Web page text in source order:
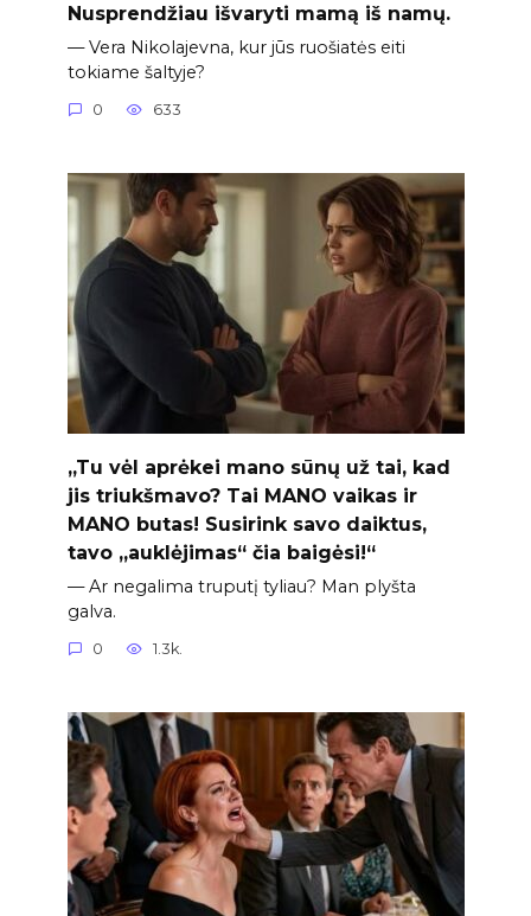
Nusprendžiau išvaryti mamą iš namų.
— Vera Nikolajevna, kur jūs ruošiatės eiti
tokiame šaltyje?
0 633
„Tu vėl aprėkei mano sūnų už tai, kad
jis triukšmavo? Tai MANO vaikas ir
MANO butas! Susirink savo daiktus,
tavo „auklėjimas“ čia baigėsi!“
— Ar negalima truputį tyliau? Man plyšta
galva.
0 1.3k.